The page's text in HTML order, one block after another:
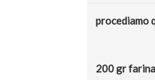
procediamo
200 gr farina